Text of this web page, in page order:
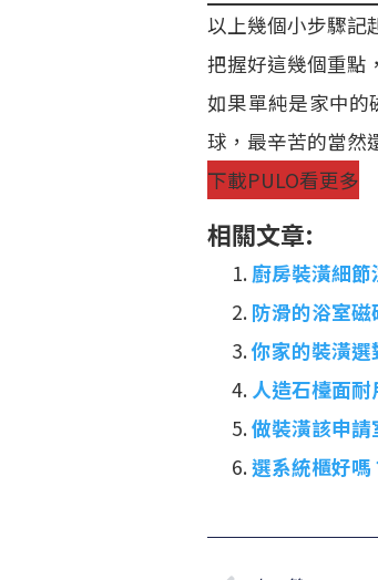
以上幾個小步驟記
把握好這幾個重點
如果單純是家中的
球，最辛苦的當然
下載PULO看更多
相關文章:
廚房裝潢細節
防滑的浴室磁
你家的裝潢選
人造石檯面
做裝潢該申請
選系統櫃好嗎